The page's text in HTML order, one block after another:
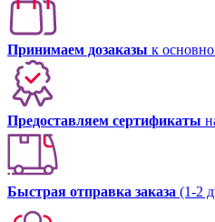
Принимаем дозаказы к
Предоставляем сертификаты
Быстрая отправка заказа (1-2